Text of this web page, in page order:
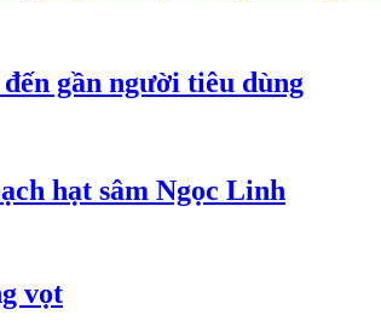
gần người tiêu dùng
hạt sâm Ngọc Linh
vọt